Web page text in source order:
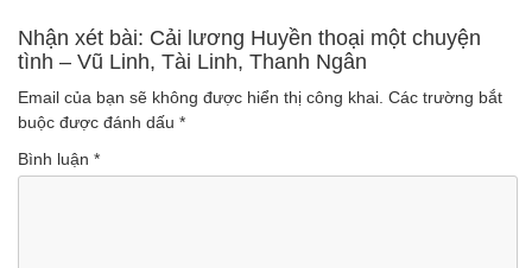
Nhận xét bài: Cải lương Huyền thoại một chuyện
tình – Vũ Linh, Tài Linh, Thanh Ngân
Email của bạn sẽ không được hiển thị công khai. Các trường bắt
buộc được đánh dấu *
Bình luận *